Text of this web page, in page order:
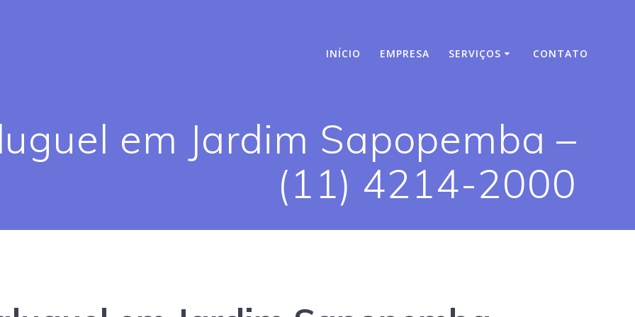
INÍCIO EMPRESA SERVIÇOS CONTATO
em Jardim Sapopemba –
(11) 4214-2000